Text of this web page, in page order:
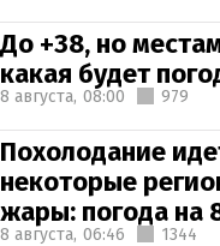
До +38, но
какая будет
8 августа, 08:00 979
Похолодание
некоторые
жары: погода на
8 августа, 06:46 1344